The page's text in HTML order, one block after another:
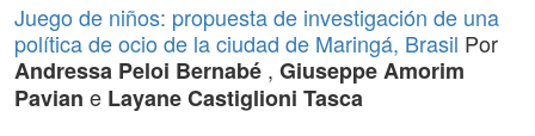
Juego de niños: propuesta de investigación de una
política de ocio de la ciudad de Maringá, Brasil Por
Andressa Peloi Bernabé , Giuseppe Amorim
Pavian e Layane Castiglioni Tasca